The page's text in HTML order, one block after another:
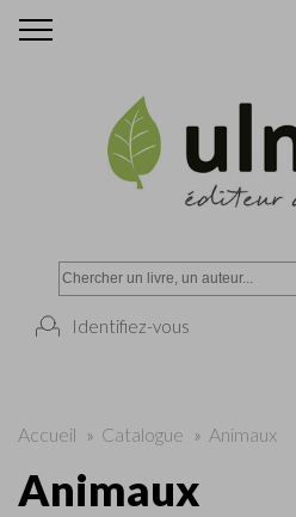
Identifiez-vous
Accueil » Catalogue » Animaux
Animaux